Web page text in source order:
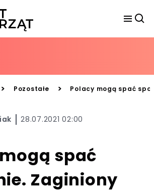
> Pozostałe > Polacy mogą spać
28.07.2021 02:00
spać
Zaginiony